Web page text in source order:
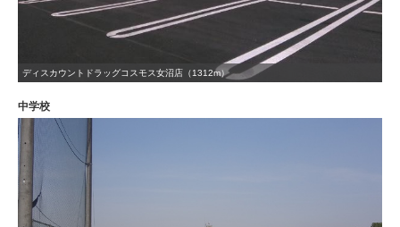
ディスカウントドラッグコスモス女沼店（1312m）
中学校